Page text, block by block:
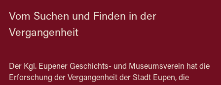
Vom Suchen und Finden in der
Vergangenheit
Der Kgl. Eupener Geschichts- und Museumsverein hat die
Erforschung der Vergangenheit der Stadt Eupen, die